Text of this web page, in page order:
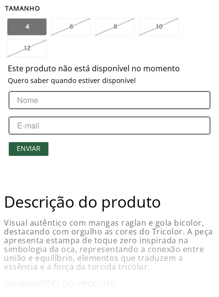
TAMANHO
4 6 8 10
12
Este produto não está disponível no momento
Quero saber quando estiver disponível
ENVIAR
Descrição do produto
Visual autêntico com mangas raglan e gola bicolor,
destacando com orgulho as cores do Tricolor. A peça
apresenta estampa de toque zero inspirada na
simbologia da oca, representando a conexão entre
união e equilíbrio, elementos que traduzem a
essência e a força da torcida tricolor.